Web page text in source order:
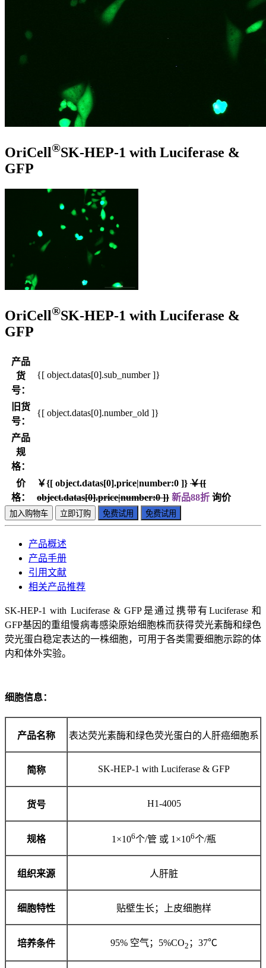
OriCell®SK-HEP-1 with Luciferase &
GFP
OriCell®SK-HEP-1 with Luciferase &
GFP
产品
货
号：
{[ object.datas[0].sub_number ]}
旧货
号：
{[ object.datas[0].number_old ]}
产品
规
格：
价
格：
￥{[ object.datas[0].price|number:0 ]} ￥{[
object.datas[0].price|number:0 ]} 新品88折 询价
加入购物车 立即订购 免费试用 免费试用
产品概述
产品手册
引用文献
相关产品推荐
SK-HEP-1 with Luciferase & GFP是通过携带有Luciferase 和
GFP基因的重组慢病毒感染原始细胞株而获得荧光素酶和绿色
荧光蛋白稳定表达的一株细胞，可用于各类需要细胞示踪的体
内和体外实验。
细胞信息：
产品名称 表达荧光素酶和绿色荧光蛋白的人肝癌细胞系
简称 SK-HEP-1 with Luciferase & GFP
货号 H1-4005
规格 1×106个/管 或 1×106个/瓶
组织来源 人肝脏
细胞特性 贴壁生长；上皮细胞样
培养条件 95% 空气；5%CO2 ；37℃